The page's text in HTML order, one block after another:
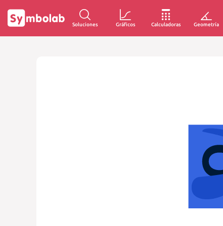
Soluciones Gráficos Calculadoras Geometría